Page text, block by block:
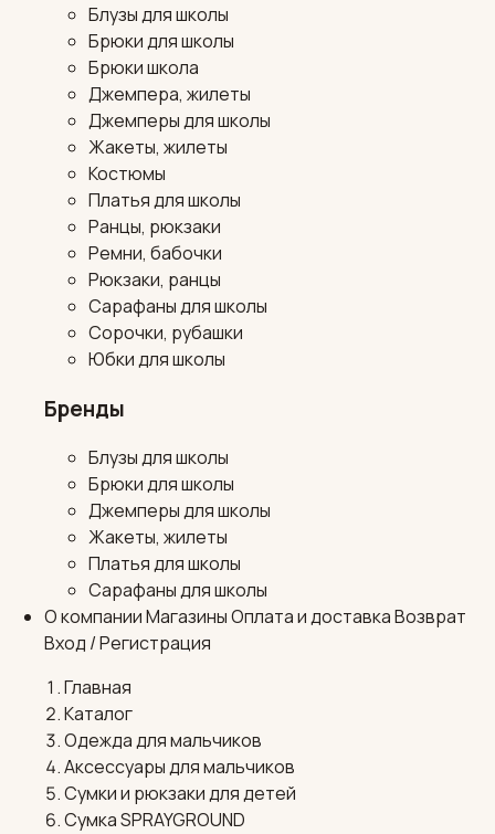
Блузы для школы
Брюки для школы
Брюки школа
Джемпера, жилеты
Джемперы для школы
Жакеты, жилеты
Костюмы
Платья для школы
Ранцы, рюкзаки
Ремни, бабочки
Рюкзаки, ранцы
Сарафаны для школы
Сорочки, рубашки
Юбки для школы
Бренды
Блузы для школы
Брюки для школы
Джемперы для школы
Жакеты, жилеты
Платья для школы
Сарафаны для школы
О компанииМагазиныОплата и доставкаВозврат
Вход / Регистрация
Главная
Каталог
Одежда для мальчиков
Аксессуары для мальчиков
Сумки и рюкзаки для детей
Сумка SPRAYGROUND